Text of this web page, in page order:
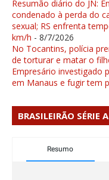
Resumão diário do JN:
condenado à perda do
sexual; RS enfrenta
km/h - 8/7/2026
No Tocantins, polícia
de torturar e matar o
Empresário investigado
em Manaus e fugir tem
BRASILEIRÃO SÉRIE A
Resumo